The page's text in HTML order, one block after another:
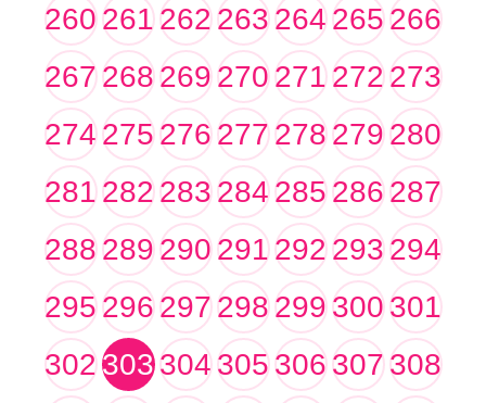
260261262263264265266
267268269270271272273
274275276277278279280
281282283284285286287
288289290291292293294
295296297298299300301
302303304305306307308